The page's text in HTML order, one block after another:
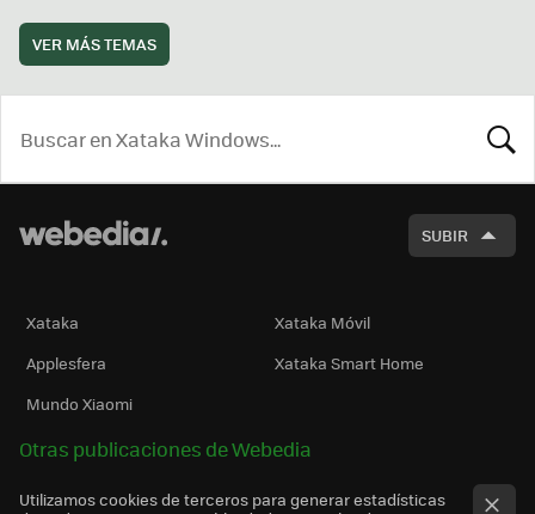
VER MÁS TEMAS
SUBIR
Xataka
Xataka Móvil
Applesfera
Xataka Smart Home
Mundo Xiaomi
Otras publicaciones de Webedia
Utilizamos cookies de terceros para generar estadísticas